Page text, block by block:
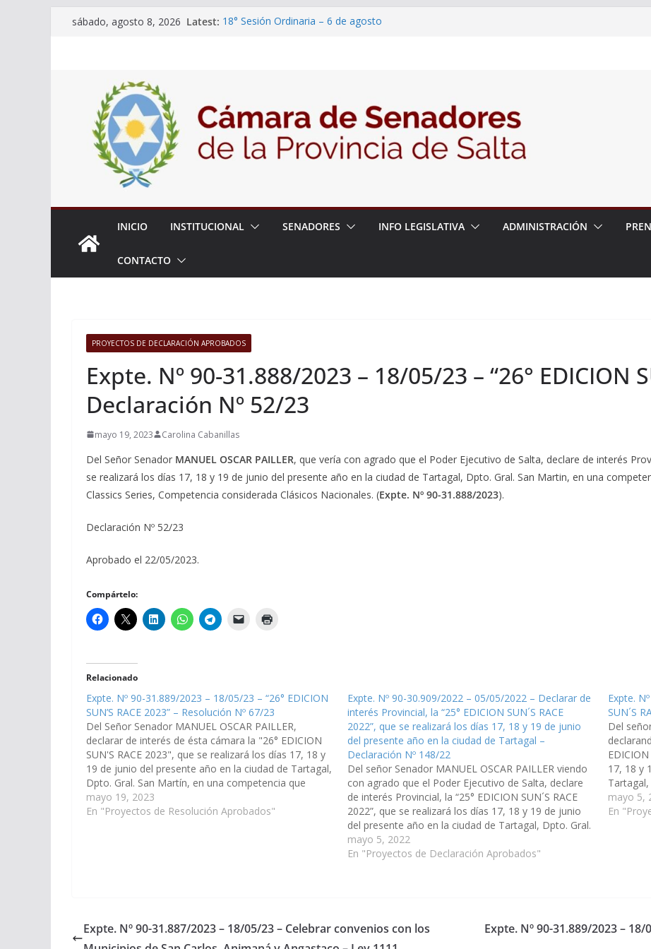
sábado, agosto 8, 2026 Latest: 18° Sesión Ordinaria – 6 de agosto
Expte. Nº 90-34.516/2026 – 06/08/26 – Créase el Ente Salteño
de Protección y Control Vegetal
INICIO INSTITUCIONAL SENADORES INFO LEGISLATIVA ADMINISTRACIÓN
CONTACTO
PROYECTOS DE DECLARACIÓN APROBADOS
Expte. Nº 90-31.888/2023 – 18/05/23 – “26° EDICION
Declaración Nº 52/23
mayo 19, 2023 Carolina Cabanillas
Del Señor Senador MANUEL OSCAR PAILLER, que vería con agrado que el Poder Ejecutivo de Salta, declare de interés
se realizará los días 17, 18 y 19 de junio del presente año en la ciudad de Tartagal, Dpto. Gral. San Martin, en una
Classics Series, Competencia considerada Clásicos Nacionales. (Expte. Nº 90-31.888/2023).
Declaración Nº 52/23
Aprobado el 22/05/2023.
Compártelo:
Relacionado
Expte. Nº 90-31.889/2023 – 18/05/23 – “26° EDICION
SUN’S RACE 2023” – Resolución Nº 67/23
Del Señor Senador MANUEL OSCAR PAILLER,
declarar de interés de ésta cámara la "26° EDICION
SUN'S RACE 2023", que se realizará los días 17, 18 y
19 de junio del presente año en la ciudad de Tartagal,
Dpto. Gral. San Martín, en una competencia que
corresponde a la 4ta fecha…
mayo 19, 2023
En "Proyectos de Resolución Aprobados"
Expte. Nº 90-30.909/2022 – 05/05/2022 – Declarar de
interés Provincial, la “25° EDICION SUN´S RACE
2022”, que se realizará los días 17, 18 y 19 de junio
del presente año en la ciudad de Tartagal –
Declaración Nº 148/22
Del señor Senador MANUEL OSCAR PAILLER viendo
con agrado que el Poder Ejecutivo de Salta, declare
de interés Provincial, la “25° EDICION SUN´S RACE
2022”, que se realizará los días 17, 18 y 19 de junio
del presente año en la ciudad de Tartagal, Dpto. Gral.
San Martín, en una…
mayo 5, 2022
En "Proyectos de Declaración Aprobados"
Expte.
SUN´S
Del
17, 18 y
que
mayo 5,
En
Expte. Nº 90-31.887/2023 – 18/05/23 – Celebrar convenios con los
Expte. Nº 90-31.889/2023 – 18/